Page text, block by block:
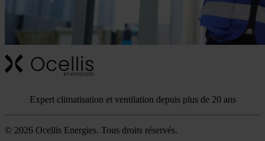
Expert climatisation et ventilation depuis plus de 20 ans
© 2026 Ocellis Energies. Tous droits réservés.